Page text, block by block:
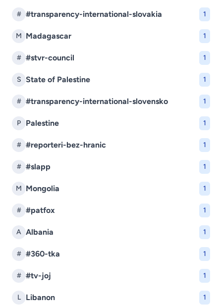
# #transparency-international-slovakia 1
M Madagascar 1
# #stvr-council 1
S State of Palestine 1
# #transparency-international-slovensko 1
P Palestine 1
# #reporteri-bez-hranic 1
# #slapp 1
M Mongolia 1
# #patfox 1
A Albania 1
# #360-tka 1
# #tv-joj 1
L Libanon 1